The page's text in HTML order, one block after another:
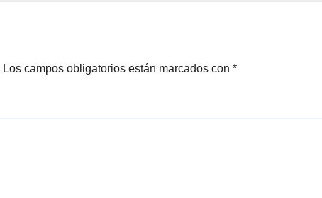
Los campos obligatorios están marcados con *